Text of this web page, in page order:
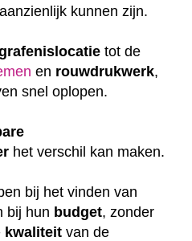
kunnen zijn.
tot de
en rouwdrukwerk,
snel oplopen.
het verschil kan maken.
bij het vinden van
bij hun budget, zonder
kwaliteit van de